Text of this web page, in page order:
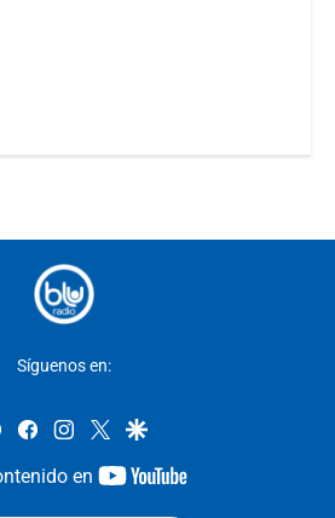
Síguenos en:
whatsappfacebookinstagram
twittergoogle
en
youtube-